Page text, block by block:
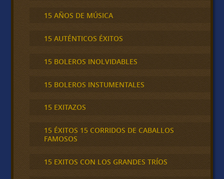
15 AÑOS DE MÚSICA
15 AUTÉNTICOS ÉXITOS
15 BOLEROS INOLVIDABLES
15 BOLEROS INSTUMENTALES
15 EXITAZOS
15 ÉXITOS 15 CORRIDOS DE CABALLOS
FAMOSOS
15 EXITOS CON LOS GRANDES TRÍOS